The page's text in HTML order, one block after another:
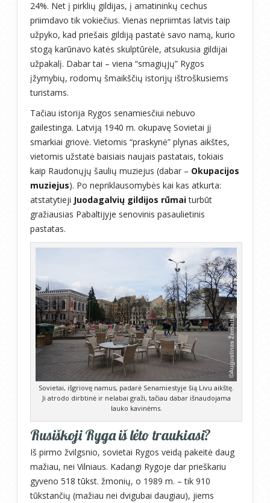
24%. Net į pirklių gildijas, į amatininkų cechus
priimdavo tik vokiečius. Vienas nepriimtas latvis taip
užpyko, kad priešais gildiją pastatė savo namą, kurio
stogą karūnavo katės skulptūrėle, atsukusia gildijai
užpakalį. Dabar tai – viena “smagiųjų” Rygos
įžymybių, rodomų šmaikščių istorijų ištroškusiems
turistams.
Tačiau istorija Rygos senamiesčiui nebuvo
gailestinga. Latviją 1940 m. okupavę Sovietai jį
smarkiai griovė. Vietomis “praskynė” plynas aikštes,
vietomis užstatė baisiais naujais pastatais, tokiais
kaip Raudonųjų šaulių muziejus (dabar – Okupacijos
muziejus). Po nepriklausomybės kai kas atkurta:
atstatytieji Juodagalvių gildijos rūmaiturbūt
gražiausias Pabaltijyje senovinis pasaulietinis
pastatas.
Sovietai, išgriovę namus, padarė Senamiestyje šią Livu aikštę.
Ji atrodo dirbtinė ir nelabai graži, tačiau dabar išnaudojama
lauko kavinėms.
Rusiškoji Ryga iš lėto traukiasi?
Iš pirmo žvilgsnio, sovietai Rygos veidą pakeitė daug
mažiau, nei Vilniaus. Kadangi Rygoje dar prieškariu
gyveno 518 tūkst. žmonių, o 1989 m. – tik 910
tūkstančių (mažiau nei dvigubai daugiau), jiems